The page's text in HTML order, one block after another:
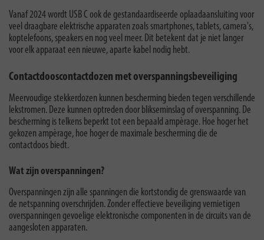
Vanaf 2024 wordt USB C ook de gestandaardiseerde oplaadaansluiting voor
veel draagbare elektrische apparaten zoals smartphones, tablets, camera's,
koptelefoons, speakers en nog veel meer. Dit betekent dat je niet langer
voor elk apparaat een nieuwe, aparte kabel nodig hebt.
Contactdooscontactdozen met overspanningsbeveiliging
Meervoudige stekkerdozen kunnen bescherming bieden tegen verschillende
lekstromen. Deze kunnen optreden door blikseminslag of overspanning. De
bescherming is telkens beperkt tot een bepaald ampèrage. Hoe hoger het
gekozen ampèrage, hoe hoger de maximale bescherming die de
contactdoos biedt.
Wat zijn overspanningen?
Overspanningen zijn alle spanningen die kortstondig de grenswaarde van
de netspanning overschrijden. Zonder effectieve beveiliging vernietigen
overspanningen gevoelige elektronische componenten in de circuits van de
aangesloten apparaten.